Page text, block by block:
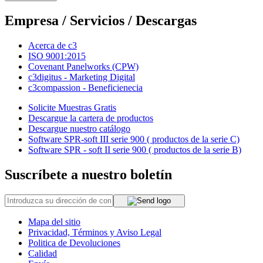
Empresa / Servicios / Descargas
Acerca de c3
ISO 9001:2015
Covenant Panelworks (CPW)
c3digitus - Marketing Digital
c3compassion - Beneficienecia
Solicite Muestras Gratis
Descargue la cartera de productos
Descargue nuestro catálogo
Software SPR-soft III serie 900 ( productos de la serie C)
Software SPR - soft II serie 900 ( productos de la serie B)
Suscríbete a nuestro boletín
Mapa del sitio
Privacidad, Términos y Aviso Legal
Politica de Devoluciones
Calidad